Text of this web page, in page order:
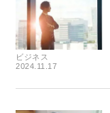
ビジネス
2024.11.17